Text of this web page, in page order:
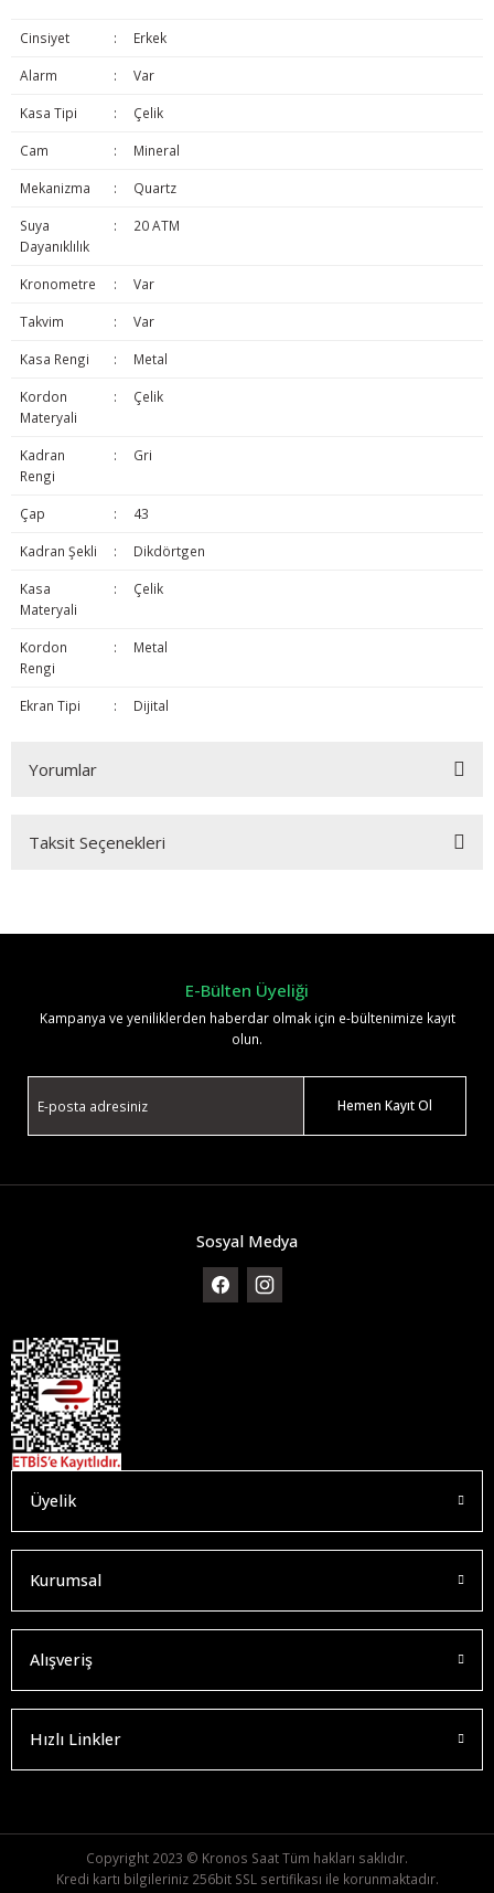
Cinsiyet : Erkek
Alarm : Var
Kasa Tipi : Çelik
Cam : Mineral
Mekanizma : Quartz
Suya
Dayanıklılık
: 20 ATM
Kronometre : Var
Takvim : Var
Kasa Rengi : Metal
Kordon
Materyali
: Çelik
Kadran
Rengi
: Gri
Çap : 43
Kadran Şekli : Dikdörtgen
Kasa
Materyali
: Çelik
Kordon
Rengi
: Metal
Ekran Tipi : Dijital
Yorumlar
Taksit Seçenekleri
E-Bülten Üyeliği
Kampanya ve yeniliklerden haberdar olmak için e-bültenimize kayıt
olun.
Hemen Kayıt Ol
Sosyal Medya
Üyelik
Kurumsal
Alışveriş
Hızlı Linkler
Copyright 2023 © Kronos Saat Tüm hakları saklıdır.
Kredi kartı bilgileriniz 256bit SSL sertifikası ile korunmaktadır.